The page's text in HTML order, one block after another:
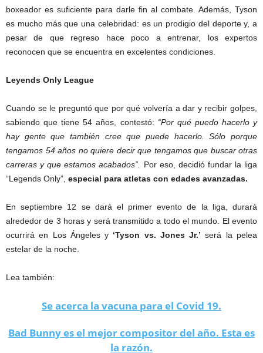
boxeador es suficiente para darle fin al combate. Además, Tyson
es mucho más que una celebridad: es un prodigio del deporte y, a
pesar de que regreso hace poco a entrenar, los expertos
reconocen que se encuentra en excelentes condiciones.
Leyends Only League
Cuando se le preguntó que por qué volvería a dar y recibir golpes,
sabiendo que tiene 54 años, contestó: “Por qué puedo hacerlo y
hay gente que también cree que puede hacerlo. Sólo porque
tengamos 54 años no quiere decir que tengamos que buscar otras
carreras y que estamos acabados”.
Por eso, decidió fundar la liga
“Legends Only”, especial para atletas con edades avanzadas.
En septiembre 12 se dará el primer evento de la liga, durará
alrededor de 3 horas y será transmitido a todo el mundo. El evento
ocurrirá en Los Ángeles y ‘Tyson vs. Jones Jr.’ será la pelea
estelar de la noche.
Lea también:
Se acerca la vacuna para el Covid 19.
Bad Bunny es el mejor compositor del año. Esta es
la razón.